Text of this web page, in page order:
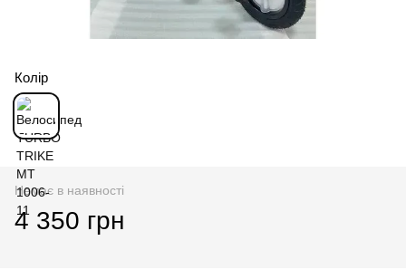
Колір
Немає в наявності
4 350 грн